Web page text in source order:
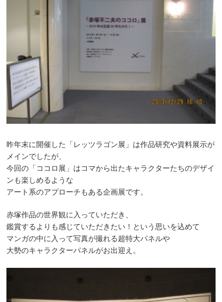
昨年末に開催した「レッツラゴン展」は作品研究や資料展示が
メインでしたが、
今回の「ココロ展」はコマから出たキャラクターたちのデザイ
ンも楽しめるような
アート系のアプローチもある企画展です。
赤塚作品の世界観に入っていただき、
鑑賞するよりも感じていただきたい！という思いを込めて
マンガの中に入って写真が撮れる超特大パネルや
大勢のキャラクターパネルがお出迎え。